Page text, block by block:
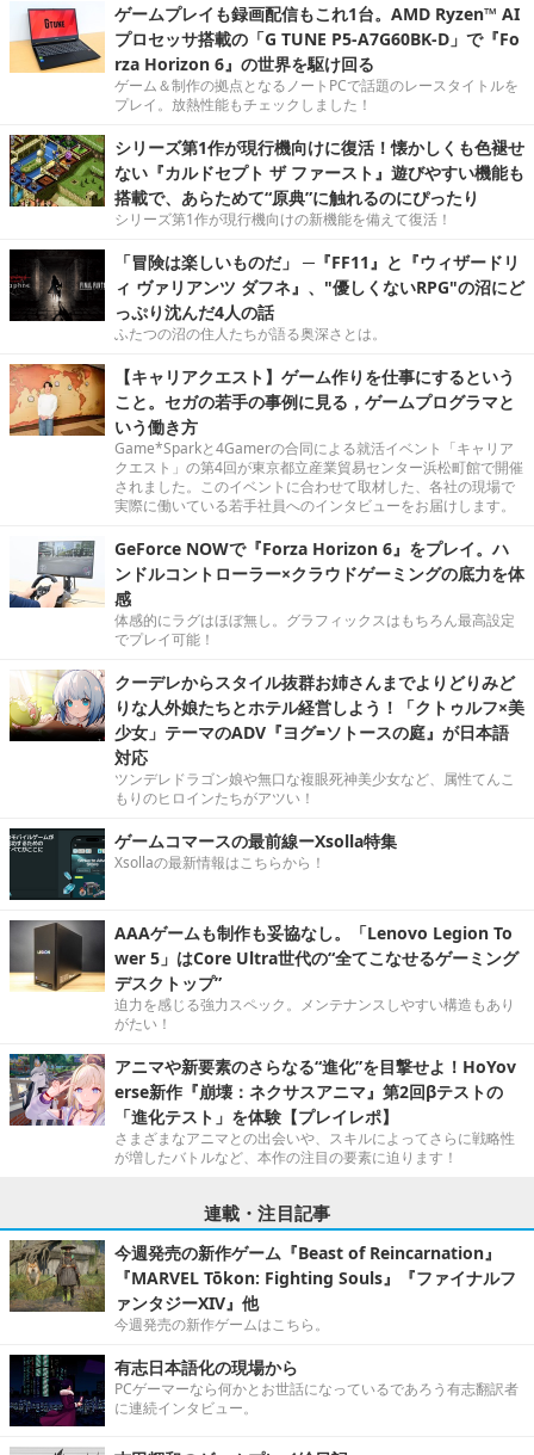
ゲームプレイも録画配信もこれ1台。AMD Ryzen™ AI
プロセッサ搭載の「G TUNE P5-A7G60BK-D」で『Fo
rza Horizon 6』の世界を駆け回る
ゲーム＆制作の拠点となるノートPCで話題のレースタイトルを
プレイ。放熱性能もチェックしました！
シリーズ第1作が現行機向けに復活！懐かしくも色褪せ
ない『カルドセプト ザ ファースト』遊びやすい機能も
搭載で、あらためて“原典”に触れるのにぴったり
シリーズ第1作が現行機向けの新機能を備えて復活！
「冒険は楽しいものだ」 ─『FF11』と『ウィザードリ
ィ ヴァリアンツ ダフネ』、"優しくないRPG"の沼にど
っぷり沈んだ4人の話
ふたつの沼の住人たちが語る奥深さとは。
【キャリアクエスト】ゲーム作りを仕事にするという
こと。セガの若手の事例に見る，ゲームプログラマと
いう働き方
Game*Sparkと4Gamerの合同による就活イベント「キャリア
クエスト」の第4回が東京都立産業貿易センター浜松町館で開催
されました。このイベントに合わせて取材した、各社の現場で
実際に働いている若手社員へのインタビューをお届けします。
GeForce NOWで『Forza Horizon 6』をプレイ。ハ
ンドルコントローラー×クラウドゲーミングの底力を体
感
体感的にラグはほぼ無し。グラフィックスはもちろん最高設定
でプレイ可能！
クーデレからスタイル抜群お姉さんまでよりどりみど
りな人外娘たちとホテル経営しよう！「クトゥルフ×美
少女」テーマのADV『ヨグ=ソトースの庭』が日本語
対応
ツンデレドラゴン娘や無口な複眼死神美少女など、属性てんこ
もりのヒロインたちがアツい！
ゲームコマースの最前線ーXsolla特集
Xsollaの最新情報はこちらから！
AAAゲームも制作も妥協なし。「Lenovo Legion To
wer 5」はCore Ultra世代の“全てこなせるゲーミング
デスクトップ”
迫力を感じる強力スペック。メンテナンスしやすい構造もあり
がたい！
アニマや新要素のさらなる“進化”を目撃せよ！HoYov
erse新作『崩壊：ネクサスアニマ』第2回βテストの
「進化テスト」を体験【プレイレポ】
さまざまなアニマとの出会いや、スキルによってさらに戦略性
が増したバトルなど、本作の注目の要素に迫ります！
連載・注目記事
今週発売の新作ゲーム『Beast of Reincarnation』
『MARVEL Tōkon: Fighting Souls』『ファイナルフ
ァンタジーXIV』他
今週発売の新作ゲームはこちら。
有志日本語化の現場から
PCゲーマーなら何かとお世話になっているであろう有志翻訳者
に連続インタビュー。